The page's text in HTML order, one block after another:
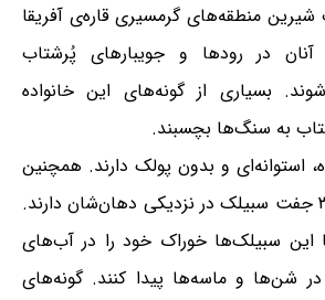
منطقه‌های گرمسیری قاره‌ی آفریقا
آنان در رودها و جویبارهای پُرشتاب
بسیاری از گونه‌های این خانواده
به سنگ‌ها بچسبند.
استوانه‌ای و بدون پولک دارند. همچنین
آنان چشمانی کوچک و ۳ جفت سبیلک در نزدیکی دهان‌شان دارند.
این سبیلک‌ها خوراک خود را در آب‌های
شن‌ها و ماسه‌ها پیدا کنند. گونه‌های